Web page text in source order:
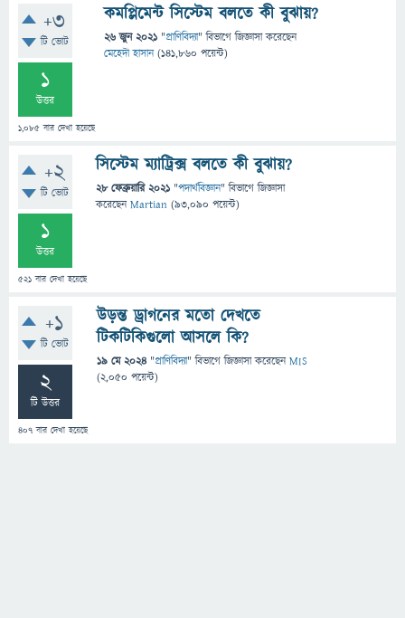
+3
টি ভোট
1
উত্তর
1,085 বার দেখা হয়েছে
কমপ্লিমেন্ট সিস্টেম বলতে কী বুঝায়?
26 জুন 2021 "প্রাণিবিদ্যা" বিভাগে জিজ্ঞাসাকরেছেন
মেহেদী হাসান (141,860 পয়েন্ট)
+2
টি ভোট
1
উত্তর
521 বার দেখা হয়েছে
সিস্টেম ম্যাট্রিক্স বলতে কী বুঝায়?
28 ফেব্রুয়ারি 2021 "পদার্থবিজ্ঞান" বিভাগে জিজ্ঞাসা
করেছেনMartian (93,090 পয়েন্ট)
+1
টি ভোট
2
টি উত্তর
407 বার দেখা হয়েছে
উড়ন্ত ড্রাগনের মতো দেখতে
টিকটিকিগুলো আসলে কি?
19 মে 2024 "প্রাণিবিদ্যা" বিভাগে জিজ্ঞাসাকরেছেনMIS
(2,050 পয়েন্ট)